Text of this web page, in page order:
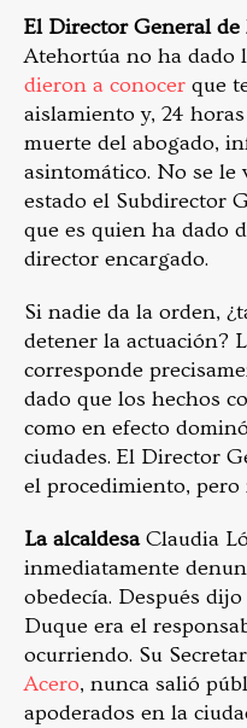
El Director General de
Atehortúa no ha dado
dieron a conocer que
aislamiento y, 24
muerte del abogado,
asintomático. No se le
estado el Subdirector
que es quien ha dado
director encargado.
Si nadie da la orden,
detener la actuación?
corresponde
dado que los hechos
como en efecto
ciudades. El Director
el procedimiento, pero
La alcaldesaClaudia
inmediatamente
obedecía. Después
Duque era el
ocurriendo. Su
Acero, nunca salió
apoderados en la